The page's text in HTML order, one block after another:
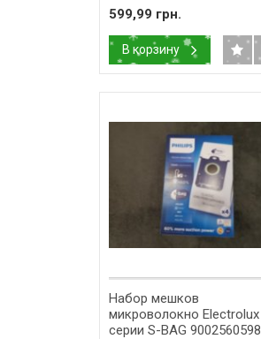
599,99 грн.
В корзину
Набор мешков
микроволокно Electrolux
серии S-BAG 9002560598